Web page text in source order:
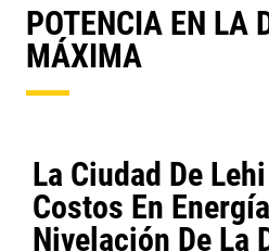
POTENCIA EN LA
MÁXIMA
La Ciudad De
Costos En
Nivelación De La